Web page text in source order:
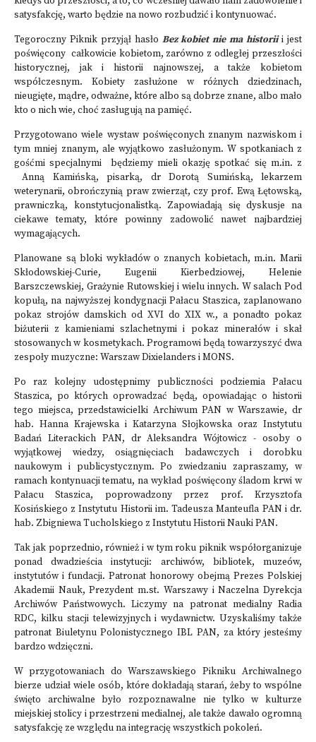
satysfakcję, warto będzie na nowo rozbudzić i kontynuować.
Tegoroczny Piknik przyjął hasło Bez kobiet nie ma historiii jest
poświęcony całkowicie kobietom, zarówno z odległej przeszłości
historycznej, jak i historii najnowszej, a także kobietom
współczesnym. Kobiety zasłużone w różnych dziedzinach,
nieugięte, mądre, odważne, które albo są dobrze znane, albo mało
kto o nich wie, choć zasługują na pamięć.
Przygotowano wiele wystaw poświęconych znanym nazwiskom i
tym mniej znanym, ale wyjątkowo zasłużonym. W spotkaniach z
gośćmi specjalnymi będziemy mieli okazję spotkać się m.in. z
Anną Kamińską, pisarką, dr Dorotą Sumińską, lekarzem
weterynarii, obrończynią praw zwierząt, czy prof. Ewą Łętowską,
prawniczką, konstytucjonalistką. Zapowiadają się dyskusje na
ciekawe tematy, które powinny zadowolić nawet najbardziej
wymagających.
Planowane są bloki wykładów o znanych kobietach, m.in. Marii
Skłodowskiej-Curie, Eugenii Kierbedziowej, Helenie
Barszczewskiej, Grażynie Rutowskiej i wielu innych. W salach Pod
kopułą, na najwyższej kondygnacji Pałacu Staszica, zaplanowano
pokaz strojów damskich od XVI do XIX w., a ponadto pokaz
biżuterii z kamieniami szlachetnymi i pokaz minerałów i skał
stosowanych w kosmetykach. Programowi będą towarzyszyć dwa
zespoły muzyczne: Warszaw Dixielanders i MONS.
Po raz kolejny udostępnimy publiczności podziemia Pałacu
Staszica, po których oprowadzać będą, opowiadając o historii
tego miejsca, przedstawicielki Archiwum PAN w Warszawie, dr
hab. Hanna Krajewska i Katarzyna Słojkowska oraz Instytutu
Badań Literackich PAN, dr Aleksandra Wójtowicz - osoby o
wyjątkowej wiedzy, osiągnięciach badawczych i dorobku
naukowym i publicystycznym. Po zwiedzaniu zapraszamy, w
ramach kontynuacji tematu, na wykład poświęcony śladom krwi w
Pałacu Staszica, poprowadzony przez prof. Krzysztofa
Kosińskiego z Instytutu Historii im. Tadeusza Manteufla PAN i dr.
hab. Zbigniewa Tucholskiego z Instytutu Historii Nauki PAN.
Tak jak poprzednio, również i w tym roku piknik współorganizuje
ponad dwadzieścia instytucji: archiwów, bibliotek, muzeów,
instytutów i fundacji. Patronat honorowy obejmą Prezes Polskiej
Akademii Nauk, Prezydent m.st. Warszawy i Naczelna Dyrekcja
Archiwów Państwowych. Liczymy na patronat medialny Radia
RDC, kilku stacji telewizyjnych i wydawnictw. Uzyskaliśmy także
patronat Biuletynu Polonistycznego IBL PAN, za który jesteśmy
bardzo wdzięczni.
W przygotowaniach do Warszawskiego Pikniku Archiwalnego
bierze udział wiele osób, które dokładają starań, żeby to wspólne
święto archiwalne było rozpoznawalne nie tylko w kulturze
miejskiej stolicy i przestrzeni medialnej, ale także dawało ogromną
satysfakcję ze względu na integrację wszystkich pokoleń.